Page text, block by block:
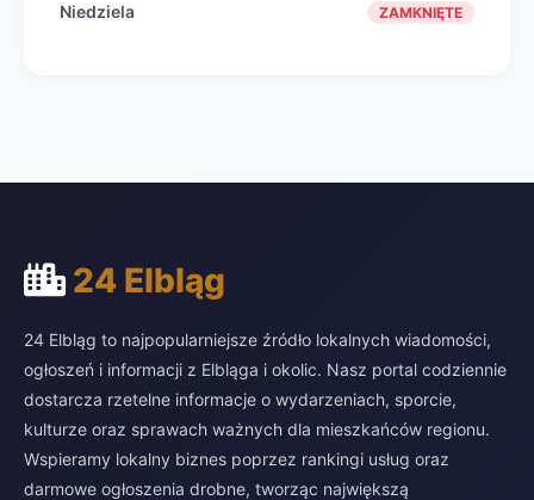
Niedziela ZAMKNIĘTE
24 Elbląg
24 Elbląg to najpopularniejsze źródło lokalnych wiadomości,
ogłoszeń i informacji z Elbląga i okolic. Nasz portal codziennie
dostarcza rzetelne informacje o wydarzeniach, sporcie,
kulturze oraz sprawach ważnych dla mieszkańców regionu.
Wspieramy lokalny biznes poprzez rankingi usług oraz
darmowe ogłoszenia drobne, tworząc największą